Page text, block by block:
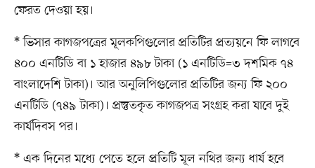
ফেরত দেওয়া হয়।
* ভিসার কাগজপত্রের মূলকপিগুলোর প্রতিটির প্রত্যয়নে ফি লাগবে
৪০০ এনটিডি বা ১ হাজার ৪৯৮ টাকা (১ এনটিডি=৩ দশমিক ৭৪
বাংলাদেশি টাকা)। আর অনুলিপিগুলোর প্রতিটির জন্য ফি ২০০
এনটিডি (৭৪৯ টাকা)। প্রস্তুতকৃত কাগজপত্র সংগ্রহ করা যাবে দুই
কার্যদিবস পর।
* এক দিনের মধ্যে পেতে হলে প্রতিটি মূল নথির জন্য ধার্য হবে